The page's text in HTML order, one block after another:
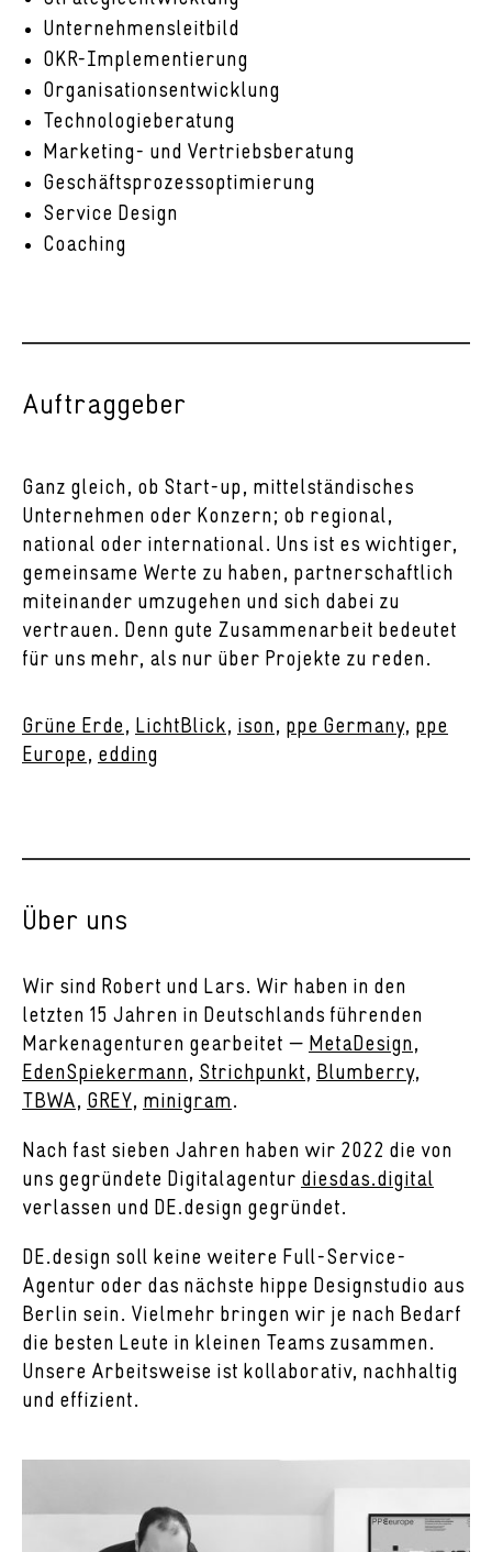
Unternehmensleitbild
OKR-Implementierung
Organisationsentwicklung
Technologieberatung
Marketing- und Vertriebsberatung
Geschäftsprozessoptimierung
Service Design
Coaching
Auftraggeber
Ganz gleich, ob Start-up, mittelständisches
Unternehmen oder Konzern; ob regional,
national oder international. Uns ist es wichtiger,
gemeinsame Werte zu haben, partnerschaftlich
miteinander umzugehen und sich dabei zu
vertrauen. Denn gute Zusammenarbeit bedeutet
für uns mehr, als nur über Projekte zu reden.
Grüne Erde , LichtBlick, ison, ppe Germany, ppe
Europe , edding
Über uns
Wir sind Robert und Lars. Wir haben in den
letzten 15 Jahren in Deutschlands führenden
Markenagenturen gearbeitet — MetaDesign,
EdenSpiekermann, Strichpunkt, Blumberry,
TBWA, GREY, minigram.
Nach fast sieben Jahren haben wir 2022 die von
uns gegründete Digitalagentur diesdas.digital
verlassen und DE.design gegründet.
DE.design soll keine weitere Full-Service-
Agentur oder das nächste hippe Designstudio aus
Berlin sein. Vielmehr bringen wir je nach Bedarf
die besten Leute in kleinen Teams zusammen.
Unsere Arbeitsweise ist kollaborativ, nachhaltig
und effizient.